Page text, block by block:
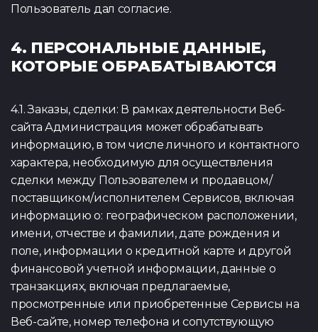
Пользователь дал согласие.
4. ПЕРСОНАЛЬНЫЕ ДАННЫЕ,
КОТОРЫЕ ОБРАБАТЫВАЮТСЯ
4.1. Заказы, сделки: В рамках деятельности Веб-
сайта Администрация может обрабатывать
информацию, в том числе личного и контактного
характера, необходимую для осуществления
сделки между Пользователем и продавцом/
поставщиком/исполнителем Сервисов, включая
информацию о: географическом расположении,
имени, отчестве и фамилии, дате рождения и
поле, информации о кредитной карте и другой
финансовой учетной информации, данные о
транзакциях, включая предлагаемые,
просмотренные или приобретенные Сервисы на
Веб-сайте, номер телефона и сопутствующую